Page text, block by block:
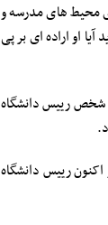
محیط های مدرسه و
او اراده ای بر پی
شخص رییس دانشگاه
اکنون رییس دانشگاه